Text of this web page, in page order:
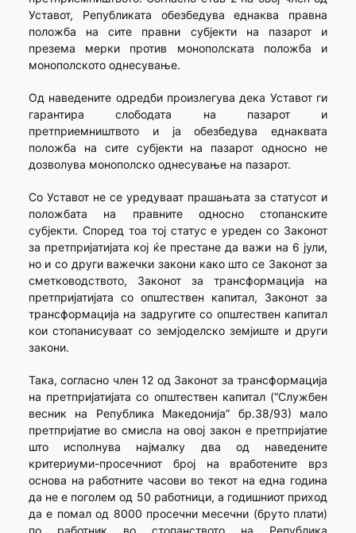
Уставот, Републиката обезбедува еднаква правна
положба на сите правни субјекти на пазарот и
презема мерки против монополската положба и
монополското однесување.
Од наведените одредби произлегува дека Уставот ги
гарантира слободата на пазарот и
претприемништвото и ја обезбедува еднаквата
положба на сите субјекти на пазарот односно не
дозволува монополско однесување на пазарот.
Со Уставот не се уредуваат прашањата за статусот и
положбата на правните односно стопанските
субјекти. Според тоа тој статус е уреден со Законот
за претпријатијата кој ќе престане да важи на 6 јули,
но и со други важечки закони како што се Законот за
сметководството, Законот за трансформација на
претпријатијата со општествен капитал, Законот за
трансформација на задругите со општествен капитал
кои стопанисуваат со земјоделско земјиште и други
закони.
Така, согласно член 12 од Законот за трансформација
на претпријатијата со општествен капитал (“Службен
весник на Република Македонија” бр.38/93) мало
претпријатие во смисла на овој закон е претпријатие
што исполнува најмалку два од наведените
критериуми-просечниот број на вработените врз
основа на работните часови во текот на една година
да не е поголем од 50 работници, а годишниот приход
да е помал од 8000 просечни месечни (бруто плати)